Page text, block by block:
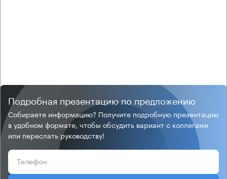
Подробная презентацию по предложению
Собираете информацию? Получите подробную презентацию
в удобном формате, чтобы обсудить вариант с коллегами
или переслать руководству!